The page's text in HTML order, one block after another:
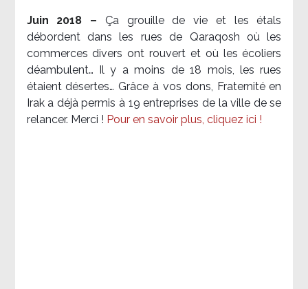
Juin 2018 – Ça grouille de vie et les étals
débordent dans les rues de Qaraqosh où les
commerces divers ont rouvert et où les écoliers
déambulent… Il y a moins de 18 mois, les rues
étaient désertes… Grâce à vos dons, Fraternité en
Irak a déjà permis à 19 entreprises de la ville de se
relancer. Merci ! Pour en savoir plus, cliquez ici !